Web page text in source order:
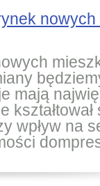
mają
wpływ na